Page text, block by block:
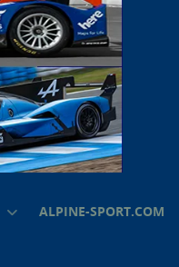
ALPINE-SPORT.COM